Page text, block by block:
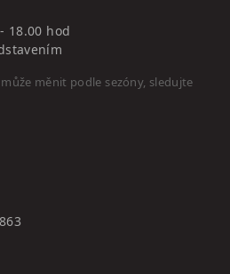
18.00 hod
měnit podle sezóny, sledujte